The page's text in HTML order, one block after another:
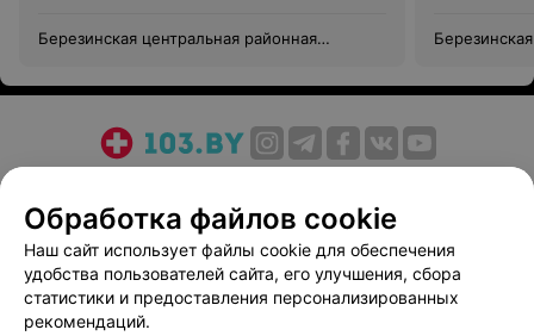
Березинская центральная районная
Медицинский маркетинг
Публичный договор
Пользовательское соглашение
Способы оплаты
Вакансии
Партнеры
Написать руководителю 103.by
Обработка файлов cookie
Наш сайт использует файлы cookie для обеспечения
удобства пользователей сайта, его улучшения, сбора
статистики и предоставления персонализированных
рекомендаций.